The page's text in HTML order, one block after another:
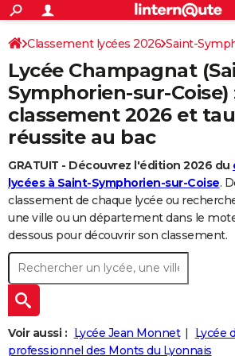
ACTUALITÉS
Politique
Société
Faits Divers
Education
Monde
Villes
+
SPORT
Coupe du monde 2026
Football
Tennis
Cyclisme
Rugby
Forum
CULTURE
Programme TV
TNT
Streaming
Cinéma
Sorties cinéma
Musique
+
FINANCE
Retraite
Impôts
Epargne
Immobilier
Risques naturels par ville
Banque
Assurance
Crédit
AUTO
Essais
Réserver un essai
Citadines
Berlines
SUV
Forum auto
HIGH-TECH
BRICOLAGE
Forum
Aménagement intérieur
Extérieur
Cuisine
Salle de bains
Jardinage
Rangement
+ WEEK-END
Guides de France
Escapades
Patrimoine
Expositions
Musées
Week-end nature
Art de vivre
Bien-être
Loisirs
Mode
Modes de vie
SANTE
Alimentation
Guide de la santé
Maladies
Médicaments
Sommeil
VOYAGE
S'inscrire
Connexion
Classement lycées 2026 Saint-
Lycée Champagnat
Symphorien-sur-Coise)
classement 2026 et
réussite au bac
GRATUIT - Découvrez l'édition 2026 du
lycées à Saint-Symphorien-sur-Coise.
classement de chaque lycée ou
une ville ou un département dans le
dessous pour découvrir son classement.
Voir aussi : Lycée Jean Monnet Lycée
professionnel des Monts du Lyonnais